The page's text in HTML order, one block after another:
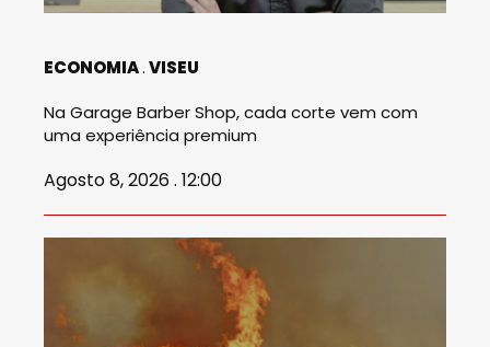
ECONOMIA VISEU
Na Garage Barber Shop, cada corte vem com
uma experiência premium
Agosto 8, 2026 . 12:00